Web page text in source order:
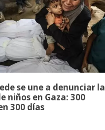
se une a denunciar la
niños en Gaza: 300
300 días